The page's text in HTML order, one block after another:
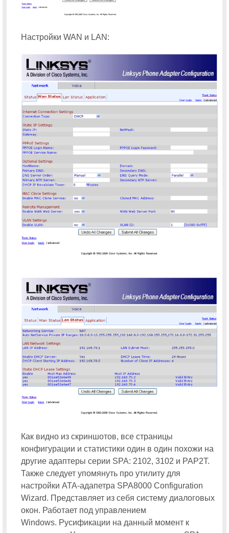
Настройки WAN и LAN:
Как видно из скриншотов, все страницы
конфигурации и статистики один в один похожи на
другие адаптеры серии SPA: 2102, 3102 и PAP2T.
Также следует упомянуть про утилиту для
настройки ATA-адапетра SPA8000 Configuration
Wizard. Представляет из себя систему диалоговых
окон. Работает под управлением
Windows. Русификации на данный момент к